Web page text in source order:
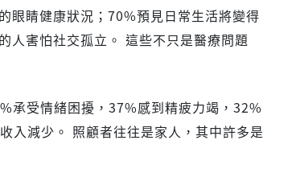
眼睛健康狀況；70%預見日常生活將變得
人害怕社交孤立。 這些不只是醫療問題
受情緒困擾，37%感到精疲力竭，32%
入減少。 照顧者往往是家人，其中許多是